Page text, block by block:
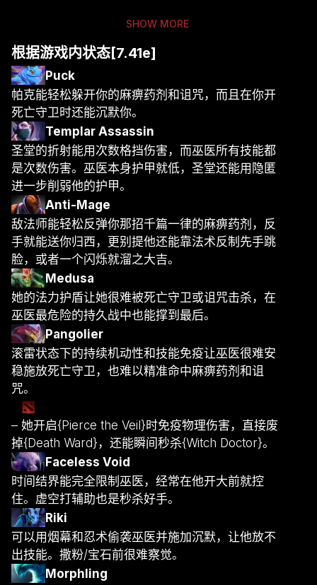
SHOW MORE
根据游戏内状态[7.41e]
Puck
帕克能轻松躲开你的麻痹药剂和诅咒，而且在你开
死亡守卫时还能沉默你。
Templar Assassin
圣堂的折射能用次数格挡伤害，而巫医所有技能都
是次数伤害。巫医本身护甲就低，圣堂还能用隐匿
进一步削弱他的护甲。
Anti-Mage
敌法师能轻松反弹你那招千篇一律的麻痹药剂，反
手就能送你归西，更别提他还能靠法术反制先手跳
脸，或者一个闪烁就溜之大吉。
Medusa
她的法力护盾让她很难被死亡守卫或诅咒击杀，在
巫医最危险的持久战中也能撑到最后。
Pangolier
滚雷状态下的持续机动性和技能免疫让巫医很难安
稳施放死亡守卫，也难以精准命中麻痹药剂和诅
咒。
– 她开启{Pierce the Veil}时免疫物理伤害，直接废
掉{Death Ward}，还能瞬间秒杀{Witch Doctor}。
Faceless Void
时间结界能完全限制巫医，经常在他开大前就控
住。虚空打辅助也是秒杀好手。
Riki
可以用烟幕和忍术偷袭巫医并施加沉默，让他放不
出技能。撒粉/宝石前很难察觉。
Morphling